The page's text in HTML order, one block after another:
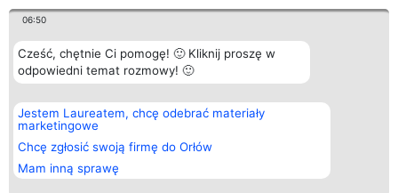
06:50
Cześć, chętnie Ci pomogę! 🙂 Kliknij proszę w
odpowiedni temat rozmowy! 🙂
Jestem Laureatem, chcę odebrać materiały
marketingowe
Chcę zgłosić swoją firmę do Orłów
Mam inną sprawę
Organizator plebiscytu
Bright Side Solutions sp. z o.
o. sp. k.
ul. Ruska 22
Wrocław 50-079
KRS 0000749100 | Regon
381313360 | NIP 8943132676
Plebiscyt
Laureaci
wszystkich
Laureatów
Regulamin
Kontakt
Kontakt